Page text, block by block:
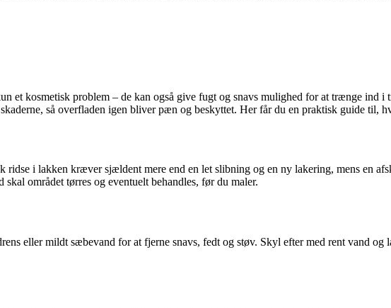
et kosmetisk problem – de kan også give fugt og snavs mulighed for at trænge ind
så overfladen igen bliver pæn og beskyttet. Her får du en praktisk guide til,
ridse i lakken kræver sjældent mere end en let slibning og en ny lakering, mens en
området tørres og eventuelt behandles, før du maler.
eller mildt sæbevand for at fjerne snavs, fedt og støv. Skyl efter med rent vand